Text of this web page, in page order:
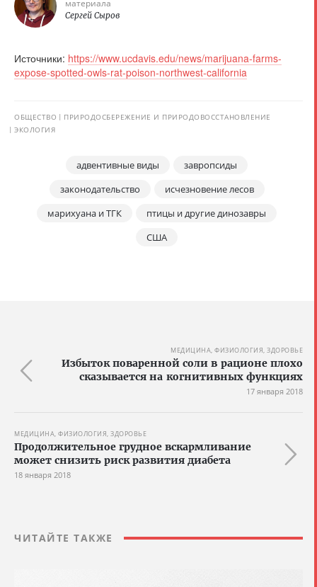
материала
Сергей Сыров
Источники: https://www.ucdavis.edu/news/marijuana-farms-
expose-spotted-owls-rat-poison-northwest-california
ОБЩЕСТВО
ПРИРОДОСБЕРЕЖЕНИЕ И ПРИРОДОВОССТАНОВЛЕНИЕ
ЭКОЛОГИЯ
адвентивные виды
завропсиды
законодательство
исчезновение лесов
марихуана и ТГК
птицы и другие динозавры
США
МЕДИЦИНА, ФИЗИОЛОГИЯ, ЗДОРОВЬЕ
Избыток поваренной соли в рационе плохо
сказывается на когнитивных функциях
17 января 2018
МЕДИЦИНА, ФИЗИОЛОГИЯ, ЗДОРОВЬЕ
Продолжительное грудное вскармливание
может снизить риск развития диабета
18 января 2018
ЧИТАЙТЕ ТАКЖЕ